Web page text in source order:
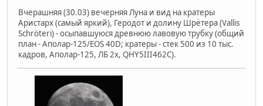
Вчерашняя (30.03) вечерняя Луна и вид на кратеры
Аристарх (самый яркий), Геродот и долину Шрётера (Vallis
Schröteri) - осыпавшуюся древнюю лавовую трубку (общий
план - Аполар-125/EOS 40D; кратеры - стек 500 из 10 тыс.
кадров, Аполар-125, ЛБ 2х, QHY5III462C).